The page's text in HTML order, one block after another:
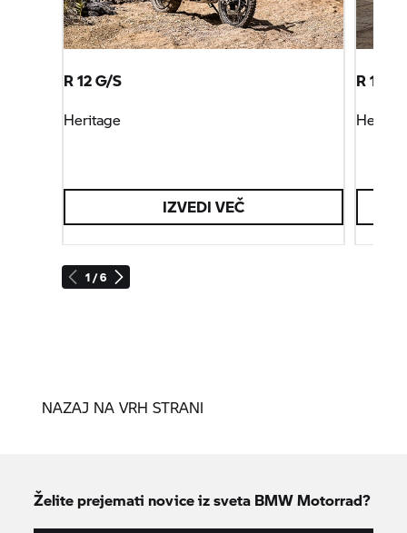
1 / 6
R 12 G/S
Heritage
IZVEDI VEČ
R 12
NAZAJ NA VRH STRANI
Želite prejemati novice iz sveta BMW Motorrad?